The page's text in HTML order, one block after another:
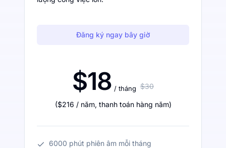
Đăng ký ngay bây giờ
$18 / tháng $30
($216 / năm, thanh toán hàng năm)
6000 phút phiên âm mỗi tháng